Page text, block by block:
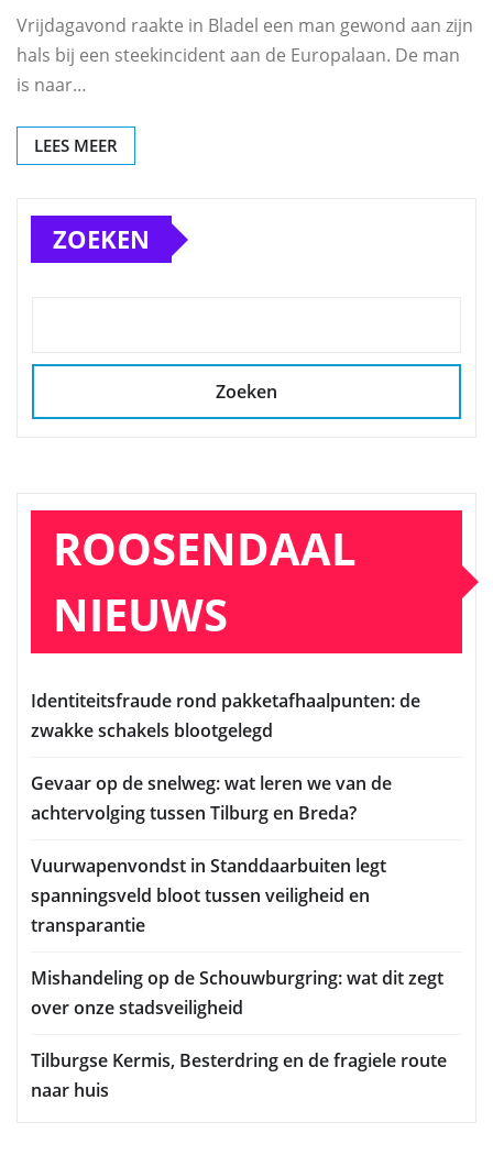
Vrijdagavond raakte in Bladel een man gewond aan zijn
hals bij een steekincident aan de Europalaan. De man
is naar…
LEES MEER
ZOEKEN
Zoeken
ROOSENDAAL
NIEUWS
Identiteitsfraude rond pakketafhaalpunten: de
zwakke schakels blootgelegd
Gevaar op de snelweg: wat leren we van de
achtervolging tussen Tilburg en Breda?
Vuurwapenvondst in Standdaarbuiten legt
spanningsveld bloot tussen veiligheid en
transparantie
Mishandeling op de Schouwburgring: wat dit zegt
over onze stadsveiligheid
Tilburgse Kermis, Besterdring en de fragiele route
naar huis